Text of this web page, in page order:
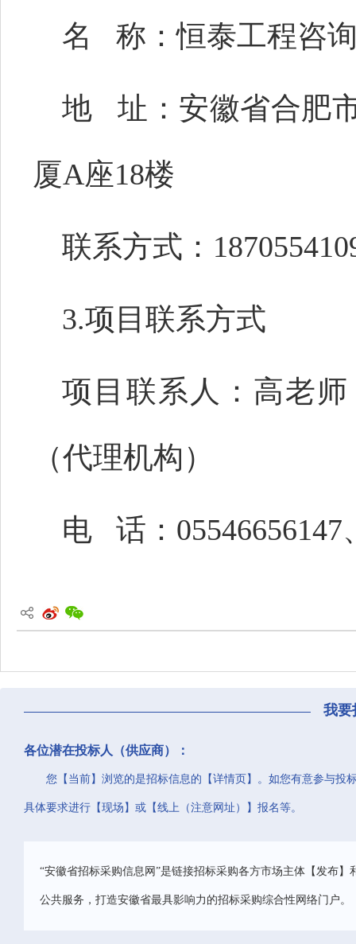
名 称：恒泰工程咨
地
址：安徽省合肥
厦A座18楼
联系方式：
3.项目联系方式
项目联系人：高老
（代理机构）
电 话： 05546656147
我要
各位潜在投标人（供应商）：
您【当前】浏览的是招标信息的【详情页】。如您有意参与投
具体要求进行【现场】或【线上（注意网址）】报名等。
“安徽省招标采购信息网”是链接招标采购各方市场主体【发布
公共服务，打造安徽省最具影响力的招标采购综合性网络门户。